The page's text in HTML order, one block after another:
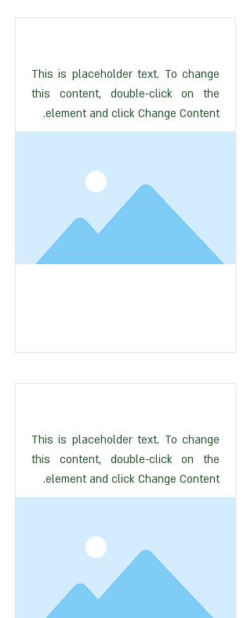
This is placeholder text. To change
this content, double-click on the
element and click Change Content.
This is placeholder text. To change
this content, double-click on the
element and click Change Content.